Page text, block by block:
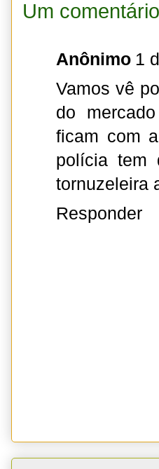
Um
Anônimo 1
Vamos vê
do
ficam com
polícia tem
tornuzeleira
Responder